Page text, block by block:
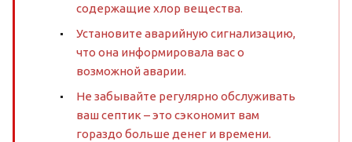
содержащие хлор вещества.
Установите аварийную сигнализацию,
что она информировала вас о
возможной аварии.
Не забывайте регулярно обслуживать
ваш септик – это сэкономит вам
гораздо больше денег и времени.